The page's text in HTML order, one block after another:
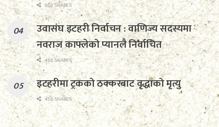
602 SHARES
उवासंघ इटहरी निर्वाचन : वाणिज्य सदस्यमा
नवराज काफ्लेको प्यानलै निर्वाचित
466 SHARES
इटहरीमा ट्रकको ठक्करबाट वृद्धाको मृत्यु
456 SHARES